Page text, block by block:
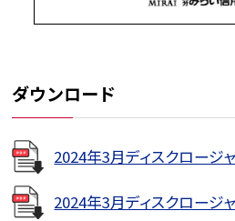
ダウンロード
2024年3月ディスクロージ
2024年3月ディスクロージ